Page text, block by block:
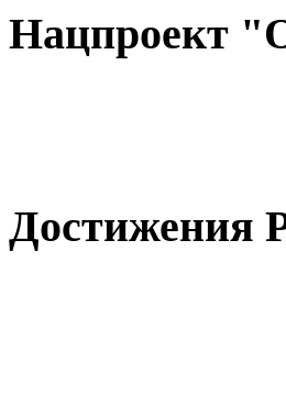
Нацпроект
Достижения